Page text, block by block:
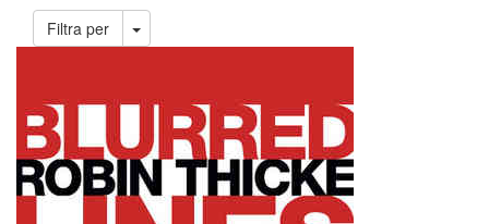
Filtra per
Toggle Dropdown